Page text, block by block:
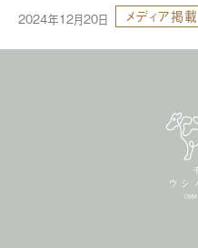
2024年12月20日 メディア掲載